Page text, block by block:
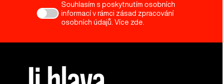
Souhlasím s poskytnutím osobních
informací v rámci zásad zpracování
osobních údajů. Více zde